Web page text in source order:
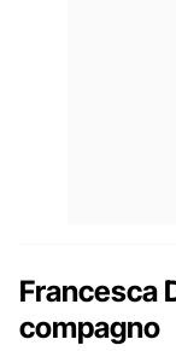
Francesca
compagno